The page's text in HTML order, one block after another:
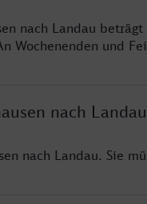
nach Landau beträgt
Wochenenden und
nach
nach Landau. Sie